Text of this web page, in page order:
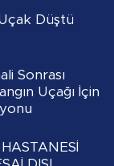
Düştü
Sonrası
Uçağı İçin